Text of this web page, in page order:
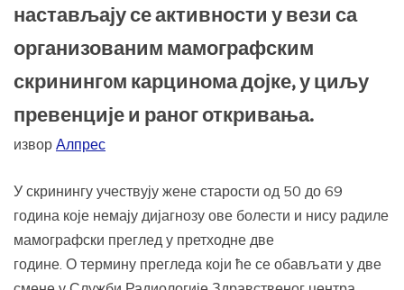
настављају се активности у вези са
организованим мамографским
скринингoм карцинома дојке, у циљу
превенције и раног откривања.
извор Алпрес
У скринингу учествују жене старости од 50 до 69
година које немају дијагнозу ове болести и нису радиле
мамографски преглед у претходне две
године. О термину прегледа који ће се обављати у две